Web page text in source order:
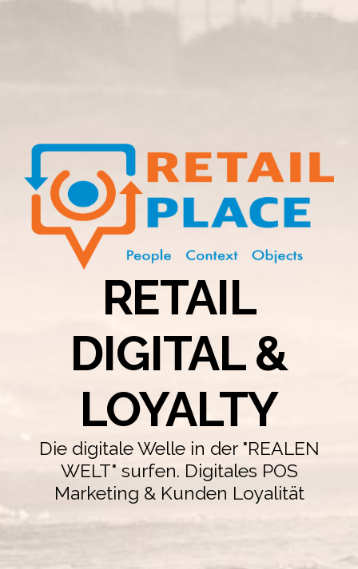
RETAIL
DIGITAL &
LOYALTY
Die digitale Welle in der "REALEN
WELT" surfen. Digitales POS
Marketing & Kunden Loyalität